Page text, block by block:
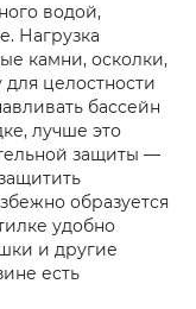
водой,
Нагрузка
камни, осколки,
целостности
бассейн
лучше это
защиты —
образуется
удобно
и другие
есть